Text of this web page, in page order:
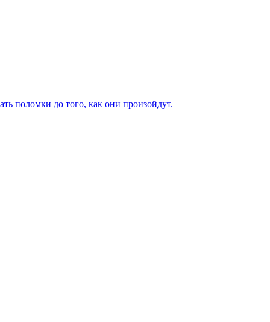
поломки до того, как они произойдут.